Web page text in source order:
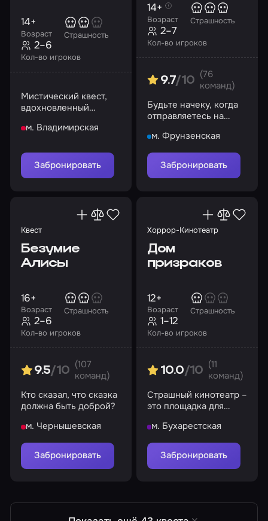
Возраст
14+
Страшность
Кол-во игроков
2–6
Мистический квест,
вдохновленный
м. Владимирская
Забронировать
Возраст
14+
Страшность
Кол-во игроков
2–7
9.7/10
(76
команд)
Будьте начеку, когда
отправляетесь на
не знаешь, кто ждет
нас там
м. Фрунзенская
Забронировать
Квест
Безумие
Алисы
Возраст
16+
Страшность
Кол-во игроков
2–6
9.5/10
(107
команд)
Кто сказал, что сказка
должна быть доброй?
м. Чернышевская
Забронировать
Хоррор-Кинотеатр
Дом
призраков
Возраст
12+
Страшность
Кол-во игроков
1–12
10.0/10
(11
команд)
Страшный кинотеатр –
это площадка для
фильмов
м. Бухарестская
Забронировать